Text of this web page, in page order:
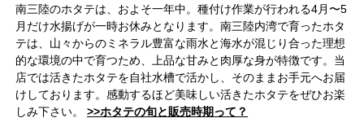
南三陸のホタテは、およそ一年中。種付け作業が行われる4月〜5
月だけ水揚げが一時お休みとなります。南三陸内湾で育ったホタ
テは、山々からのミネラル豊富な雨水と海水が混じり合った理想
的な環境の中で育つため、上品な甘みと肉厚な身が特徴です。当
店では活きたホタテを自社水槽で活かし、そのままお手元へお届
けしております。感動するほど美味しい活きたホタテをぜひお楽
しみ下さい。>>ホタテの旬と販売時期って？